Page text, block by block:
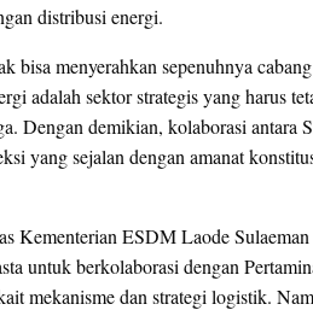
distribusi energi.
bisa menyerahkan sepenuhnya
adalah sektor strategis yang harus
Dengan demikian, kolaborasi antara
yang sejalan dengan amanat
Kementerian ESDM Laode
untuk berkolaborasi dengan
mekanisme dan strategi logistik.